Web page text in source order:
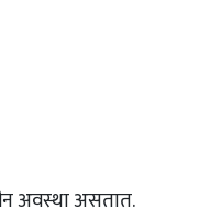
अवस्था असतात.